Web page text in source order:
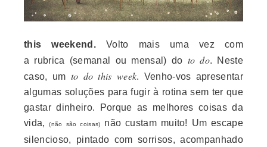
this weekend. Volto mais uma vez com
a rubrica (semanal ou mensal) do to do. Neste
caso, um to do this week. Venho-vos apresentar
algumas soluções para fugir à rotina sem ter que
gastar dinheiro. Porque as melhores coisas da
vida,(não são coisas)
não custam muito! Um escape
silencioso, pintado com sorrisos, acompanhado